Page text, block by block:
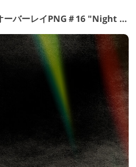
フィルムグレインオーバーレイPNG＃16 "Night Cafe"